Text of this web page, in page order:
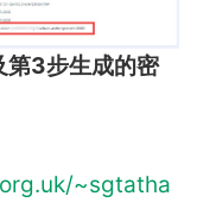
第3步生成的密
~sgtatha